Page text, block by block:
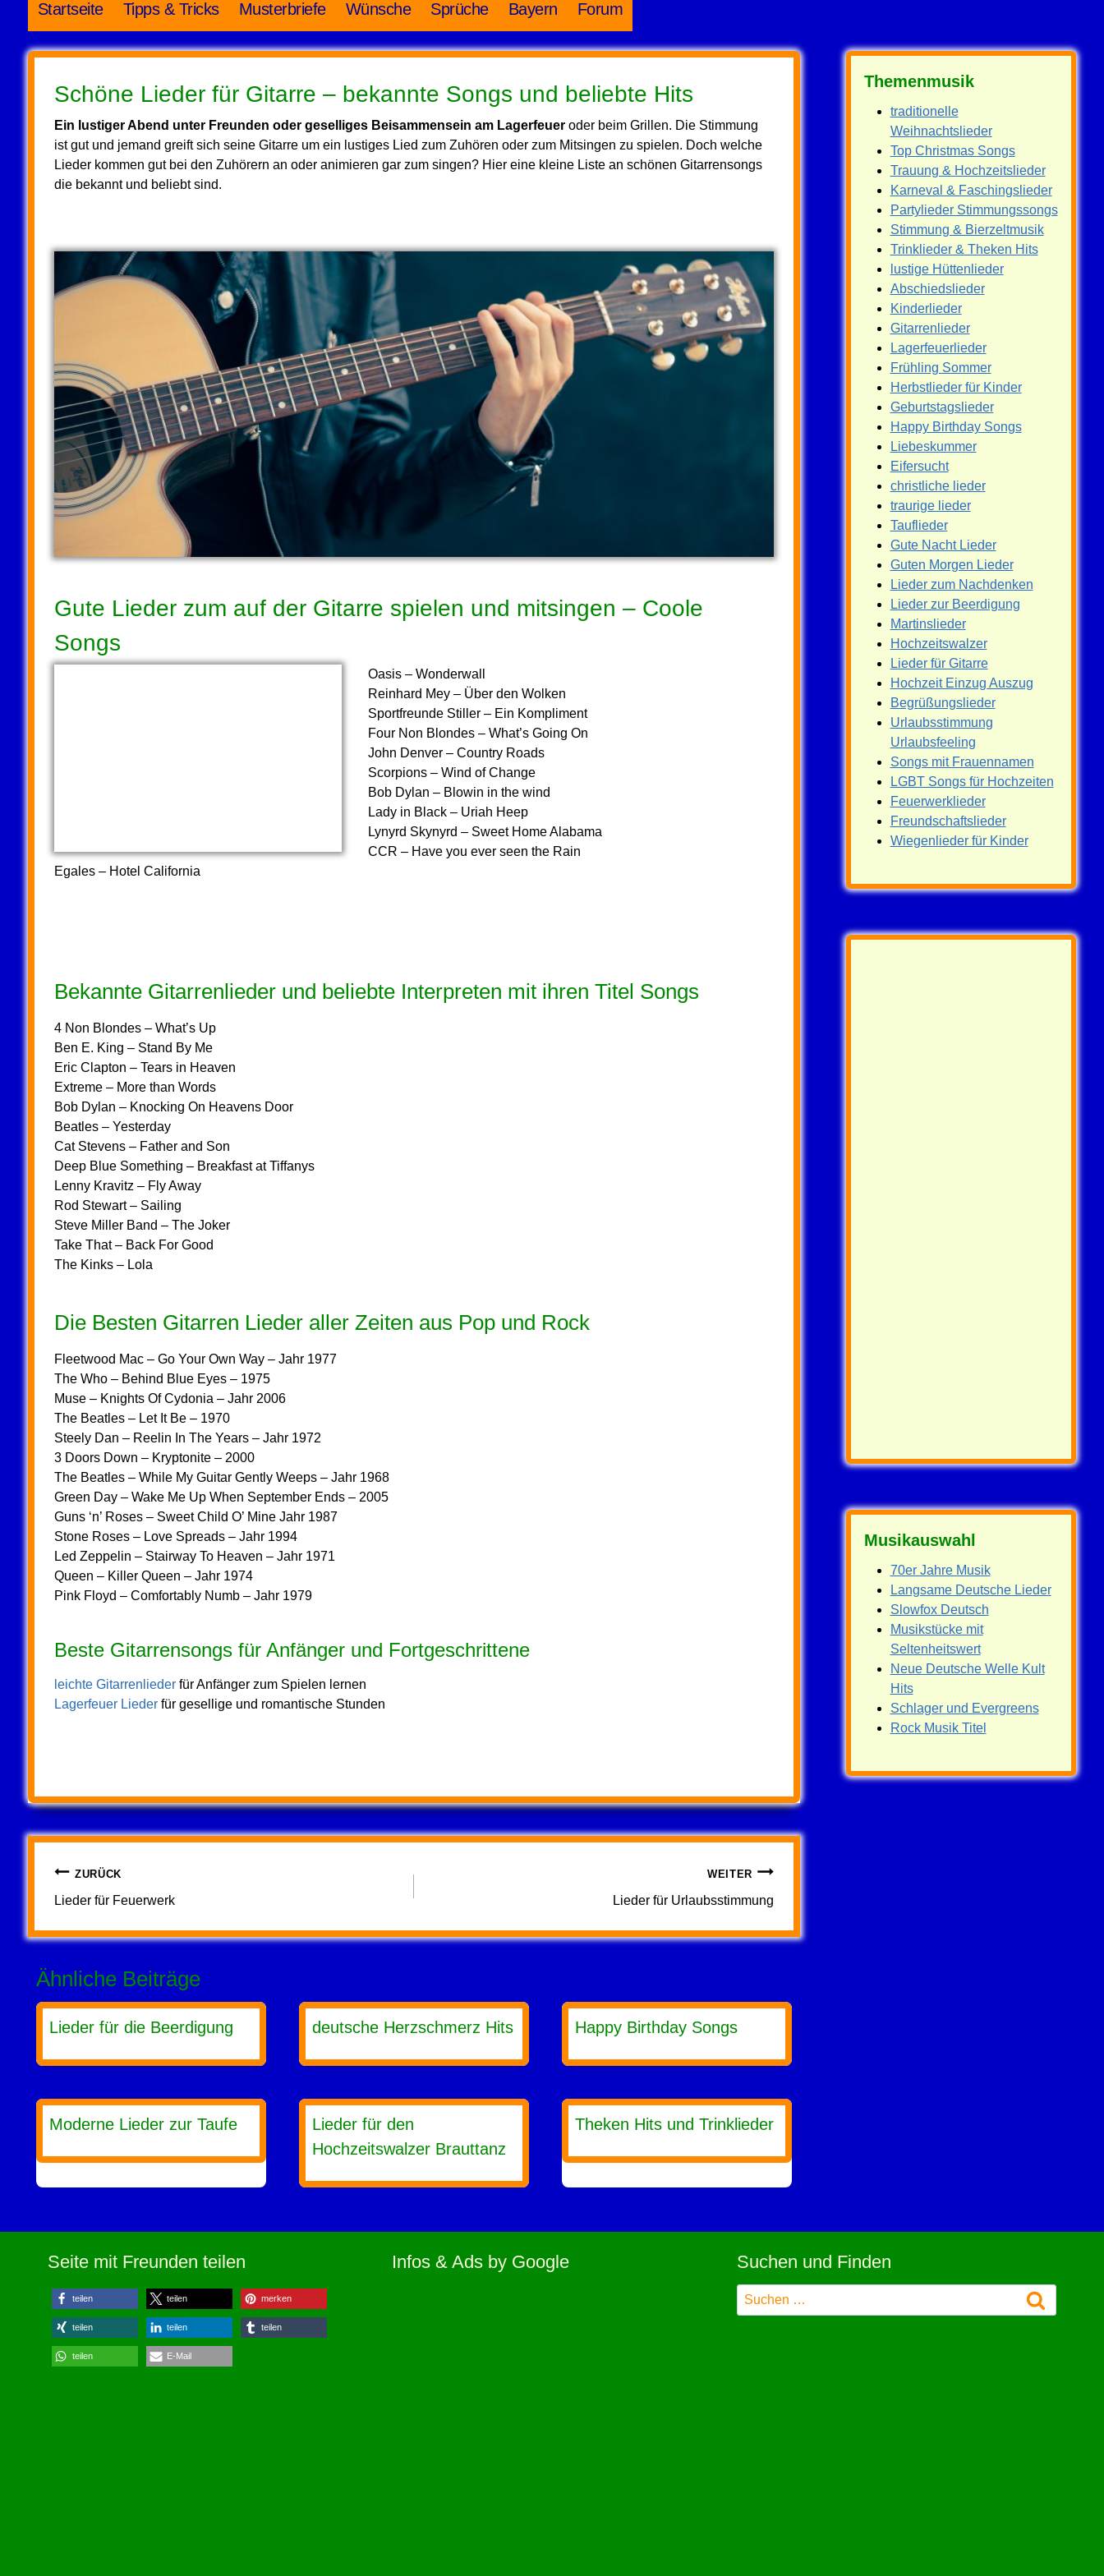
Startseite Tipps & Tricks Musterbriefe Wünsche Sprüche Bayern Forum
Schöne Lieder für Gitarre – bekannte Songs und beliebte Hits
Ein lustiger Abend unter Freunden oder geselliges Beisammensein am Lagerfeueroder beim Grillen. Die Stimmung
ist gut und jemand greift sich seine Gitarre um ein lustiges Lied zum Zuhören oder zum Mitsingen zu spielen. Doch welche
Lieder kommen gut bei den Zuhörern an oder animieren gar zum singen? Hier eine kleine Liste an schönen Gitarrensongs
die bekannt und beliebt sind.
Gute Lieder zum auf der Gitarre spielen und mitsingen – Coole
Songs
Oasis – Wonderwall
Reinhard Mey – Über den Wolken
Sportfreunde Stiller – Ein Kompliment
Four Non Blondes – What’s Going On
John Denver – Country Roads
Scorpions – Wind of Change
Bob Dylan – Blowin in the wind
Lady in Black – Uriah Heep
Lynyrd Skynyrd – Sweet Home Alabama
CCR – Have you ever seen the Rain
Egales – Hotel California
Bekannte Gitarrenlieder und beliebte Interpreten mit ihren Titel Songs
4 Non Blondes – What’s Up
Ben E. King – Stand By Me
Eric Clapton – Tears in Heaven
Extreme – More than Words
Bob Dylan – Knocking On Heavens Door
Beatles – Yesterday
Cat Stevens – Father and Son
Deep Blue Something – Breakfast at Tiffanys
Lenny Kravitz – Fly Away
Rod Stewart – Sailing
Steve Miller Band – The Joker
Take That – Back For Good
The Kinks – Lola
Die Besten Gitarren Lieder aller Zeiten aus Pop und Rock
Fleetwood Mac – Go Your Own Way – Jahr 1977
The Who – Behind Blue Eyes – 1975
Muse – Knights Of Cydonia – Jahr 2006
The Beatles – Let It Be – 1970
Steely Dan – Reelin In The Years – Jahr 1972
3 Doors Down – Kryptonite – 2000
The Beatles – While My Guitar Gently Weeps – Jahr 1968
Green Day – Wake Me Up When September Ends – 2005
Guns ‘n’ Roses – Sweet Child O’ Mine Jahr 1987
Stone Roses – Love Spreads – Jahr 1994
Led Zeppelin – Stairway To Heaven – Jahr 1971
Queen – Killer Queen – Jahr 1974
Pink Floyd – Comfortably Numb – Jahr 1979
Beste Gitarrensongs für Anfänger und Fortgeschrittene
leichte Gitarrenliederfür Anfänger zum Spielen lernen
Lagerfeuer Liederfür gesellige und romantische Stunden
Beitragsnavigation
ZURÜCK
Lieder für Feuerwerk
WEITER
Lieder für Urlaubsstimmung
Ähnliche Beiträge
Lieder für die Beerdigung deutsche Herzschmerz Hits Happy Birthday Songs
Moderne Lieder zur Taufe
Lieder für den
Hochzeitswalzer Brauttanz
Theken Hits und Trinklieder
Themenmusik
traditionelle
Weihnachtslieder
Top Christmas Songs
Trauung & Hochzeitslieder
Karneval & Faschingslieder
Partylieder Stimmungssongs
Stimmung & Bierzeltmusik
Trinklieder & Theken Hits
lustige Hüttenlieder
Abschiedslieder
Kinderlieder
Gitarrenlieder
Lagerfeuerlieder
Frühling Sommer
Herbstlieder für Kinder
Geburtstagslieder
Happy Birthday Songs
Liebeskummer
Eifersucht
christliche lieder
traurige lieder
Tauflieder
Gute Nacht Lieder
Guten Morgen Lieder
Lieder zum Nachdenken
Lieder zur Beerdigung
Martinslieder
Hochzeitswalzer
Lieder für Gitarre
Hochzeit Einzug Auszug
Begrüßungslieder
Urlaubsstimmung
Urlaubsfeeling
Songs mit Frauennamen
LGBT Songs für Hochzeiten
Feuerwerklieder
Freundschaftslieder
Wiegenlieder für Kinder
Musikauswahl
70er Jahre Musik
Langsame Deutsche Lieder
Slowfox Deutsch
Musikstücke mit
Seltenheitswert
Neue Deutsche Welle Kult
Hits
Schlager und Evergreens
Rock Musik Titel
Seite mit Freunden teilen
teilen teilen merken
teilen teilen teilen
teilen E-Mail
Infos & Ads by Google Suchen und Finden
Suchen
nach: